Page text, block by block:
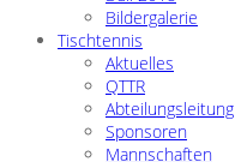
Bildergalerie
Tischtennis
Aktuelles
QTTR
Abteilungsleitung
Sponsoren
Mannschaften